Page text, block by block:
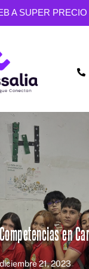
A SUPER PRECIO
en
diciembre 21, 2023